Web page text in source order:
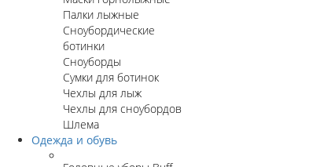
Палки лыжные
Сноубордические
ботинки
Сноуборды
Сумки для ботинок
Чехлы для лыж
Чехлы для сноубордов
Шлема
Одежда и обувь